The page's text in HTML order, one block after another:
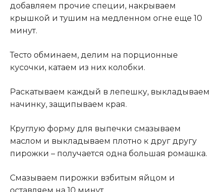
добавляем прочие специи, накрываем
крышкой и тушим на медленном огне еще 10
минут.
Тесто обминаем, делим на порционные
кусочки, катаем из них колобки.
Раскатываем каждый в лепешку, выкладываем
начинку, защипываем края.
Круглую форму для выпечки смазываем
маслом и выкладываем плотно к друг другу
пирожки – получается одна большая ромашка.
Смазываем пирожки взбитым яйцом и
оставляем на 10 минут.